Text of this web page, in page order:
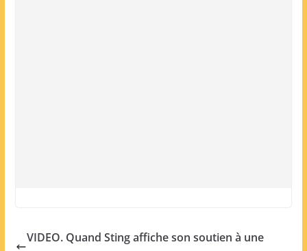
VIDEO. Quand Sting affiche son soutien à une